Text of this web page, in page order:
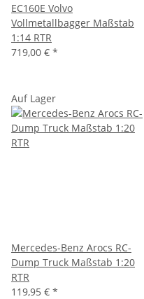
EC160E Volvo
Vollmetallbagger Maßstab
1:14 RTR
719,00 € *
Auf Lager
Mercedes-Benz Arocs RC-
Dump Truck Maßstab 1:20
RTR
119,95 € *